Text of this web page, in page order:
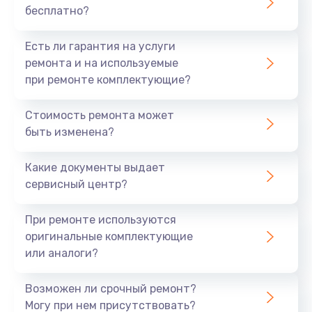
Заказать
Не заряжается
Восстановление после попадания влаги
Заказать
бесплатно?
Есть ли гарантия на услуги
ремонта и на используемые
при ремонте комплектующие?
Стоимость ремонта может
быть изменена?
Какие документы выдает
сервисный центр?
При ремонте используются
оригинальные комплектующие
или аналоги?
Возможен ли срочный ремонт?
Могу при нем присутствовать?